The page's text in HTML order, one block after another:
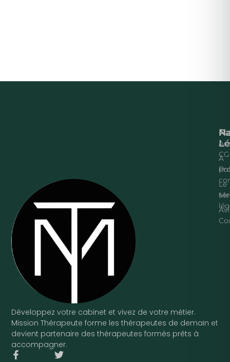
Développez votre cabinet et vivez de votre métier.
Mission Thérapeute forme les thérapeutes de demain et
devient partenaire des thérapeutes formés prêts à
accompagner.
F
T
À
Le